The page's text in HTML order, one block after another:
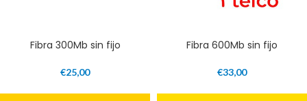
Fibra 300Mb sin fijo
€25,00
Fibra 600Mb sin fijo
€33,00